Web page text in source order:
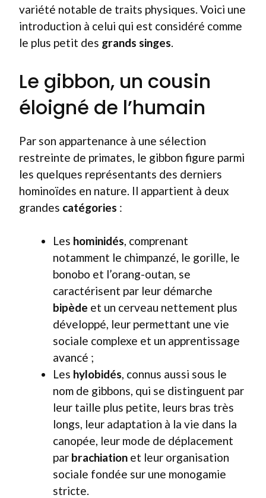
variété notable de traits physiques. Voici une
introduction à celui qui est considéré comme
le plus petit des grands singes.
Le gibbon, un cousin
éloigné de l’humain
Par son appartenance à une sélection
restreinte de primates, le gibbon figure parmi
les quelques représentants des derniers
hominoïdes en nature. Il appartient à deux
grandes catégories :
Les hominidés, comprenant
notamment le chimpanzé, le gorille, le
bonobo et l’orang-outan, se
caractérisent par leur démarche
bipède et un cerveau nettement plus
développé, leur permettant une vie
sociale complexe et un apprentissage
avancé ;
Les hylobidés, connus aussi sous le
nom de gibbons, qui se distinguent par
leur taille plus petite, leurs bras très
longs, leur adaptation à la vie dans la
canopée, leur mode de déplacement
par brachiation et leur organisation
sociale fondée sur une monogamie
stricte.